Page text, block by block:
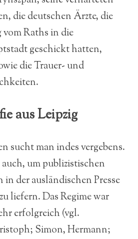
die deutschen Ärzte, die
Raths in die
geschickt hatten,
die Trauer- und
aus Leipzig
sucht man indes vergebens.
um publizistischen
in der ausländischen Presse
liefern. Das Regime war
erfolgreich (vgl.
Simon, Hermann;